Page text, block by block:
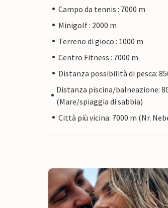
Campo da tennis : 7000 m
Minigolf : 2000 m
Terreno di gioco : 1000 m
Centro Fitness : 7000 m
Distanza possibilità di pesca:
Distanza piscina/balneazione:
(Mare/spiaggia di sabbia)
Città più vicina: 7000 m (Nr.